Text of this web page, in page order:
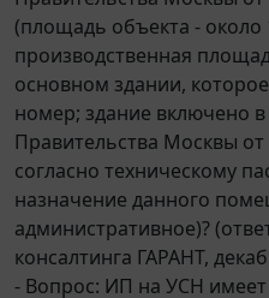
(площадь объекта - около
производственная
основном здании,
номер; здание включено
Правительства Москвы
согласно техническому
назначение данного
административное)?
консалтинга ГАРАНТ,
- Вопрос: ИП на УСН